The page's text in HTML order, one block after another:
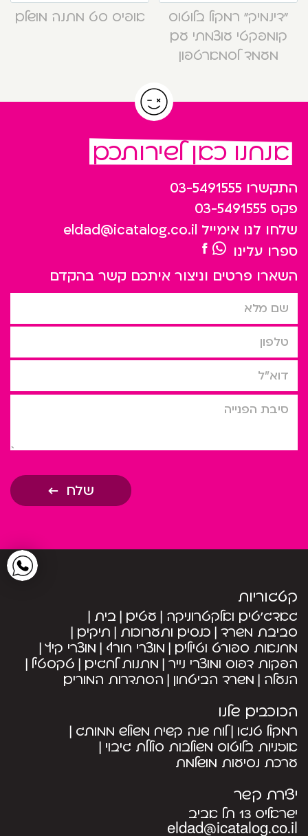
“דינמיק” רמקול בלוטוס
קומפקטי עוצמתי עם
מעמד לסמארטפון
אופיס סט מתנה מושלם
אנחנו כאן לשירותכם
התקשרו 03-5491555
פקס 03-5491555
שלחו לנו אימייל eldad@icatalog.co.il
ספרו עלינו
השארו פרטים וניצור איתכם קשר בהקדם
שם מלא
טלפון
דוא”ל
סיבת הפניה
שלח
קטגוריות
גאדג’טים ואלקטרוניקה עטים בית
סביבת משרד כנסים ותערוכות תיקים
מחנאות ספורט וטיולים מוצרי חורף מוצרי קיץ
הפקות דפוס ומוצרי נייר מתנות לחגים טקסטיל
הנעלה משרד הביטחון הסתדרות המורים
הכוכבים שלנו
רמקול טנגו לוח שנה קשיח משולש ממותג
אוזניות בלוטוס משולבות סוללת גיבוי
ערכת נסיעות מושלמת
יצירת קשר
ישראליס 13 תל אביב
eldad@icatalog.co.il